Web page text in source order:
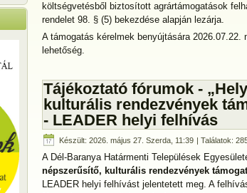
költségvetésből biztosított agrártámogatások
rendelet 98. § (5) bekezdése alapján lezárja.
A támogatás kérelmek benyújtására
lehetőség.
Tájékoztató fórumok -
kulturális rendezvények
- LEADER helyi felhívás
Készült: 2026. május 27. Szerda, 11:39 | Találatok:
A Dél-Baranya Határmenti Települések
népszerűsítő, kulturális rendezvények
LEADER helyi felhívást jelentetett meg. A